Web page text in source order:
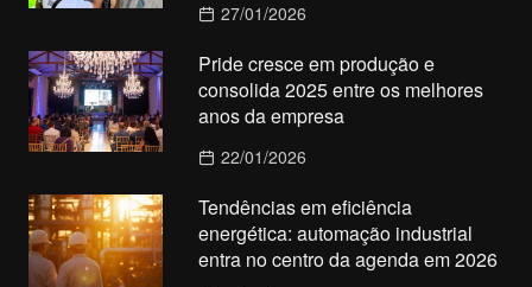
27/01/2026
Pride cresce em produção e
consolida 2025 entre os melhores
anos da empresa
22/01/2026
Tendências em eficiência
energética: automação industrial
entra no centro da agenda em 2026